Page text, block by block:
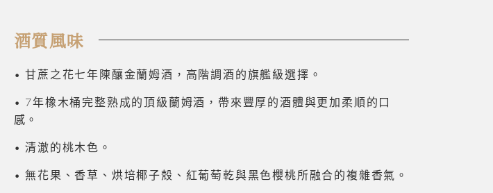
酒質風味
•甘蔗之花七年陳釀金蘭姆酒，高階調酒的旗艦級選擇。
• 7年橡木桶完整熟成的頂級蘭姆酒，帶來豐厚的酒體與更加柔順的口
感。
•清澈的桃木色。
•無花果、香草、烘培椰子殼、紅葡萄乾與黑色櫻桃所融合的複雜香氣。